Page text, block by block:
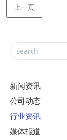
上一页
新闻资讯
公司动态
行业资讯
媒体报道